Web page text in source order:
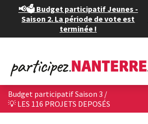
📢🗳️ Budget participatif Jeunes -
Saison 2. La période de vote est
terminée !
Budget participatif Saison 3 /
💡 LES 116 PROJETS DEPOSÉS